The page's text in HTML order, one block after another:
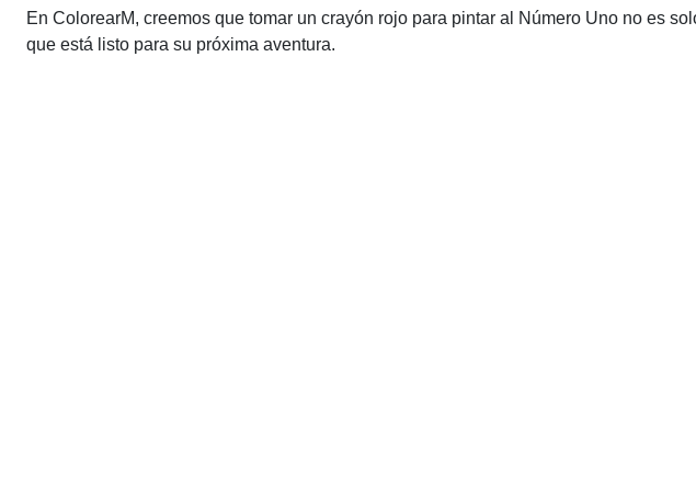
En ColorearM, creemos que tomar un crayón rojo para pintar al Número Uno no es
que está listo para su próxima aventura.